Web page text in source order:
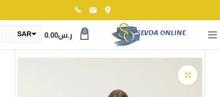
0 ر.س0.00
SAR
TRY